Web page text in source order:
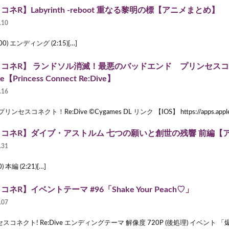
ネR】Labyrinth -reboot 重なる黎明の標【アニメまとめ】
エンディング (2:15)[…]
ネR】 ランドソル消滅！最悪のバッドエンド プリンセス
【Princess Connect Re:Dive】
リンセスコネクト！Re:Dive ©Cygames DL リンク 【IOS】 https://
ネR】ダイブ・アストルム 七つの願いと創世の残響 前編【
本編 (2:21)[…]
ネR】イベントテーマ #96「Shake Your Peach♡」
スコネクト! Re:Dive エンディングテーマ 解像度 720P (後処理) イベント 「